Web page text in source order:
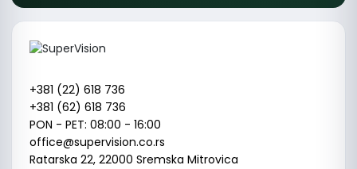
+381 (22) 618 736
+381 (62) 618 736
PON - PET: 08:00 - 16:00
office@supervision.co.rs
Ratarska 22, 22000 Sremska Mitrovica